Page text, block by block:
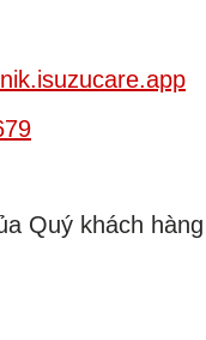
Quý khách